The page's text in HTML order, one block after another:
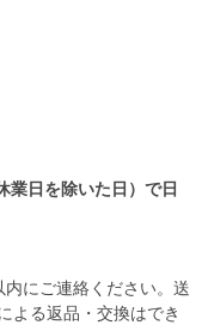
業日を除いた日）で日
にご連絡ください。送
よる返品・交換はでき